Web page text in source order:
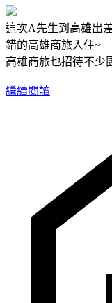
這次A先生到高雄出
錯的高雄商旅入住~
高雄商旅也招待不少
繼續閱讀